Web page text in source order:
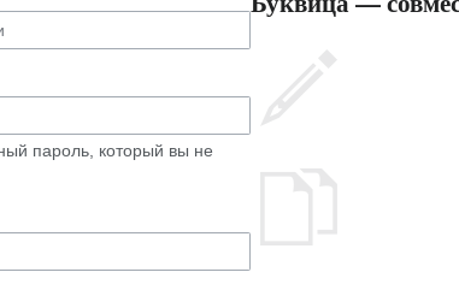
пароль, который вы не